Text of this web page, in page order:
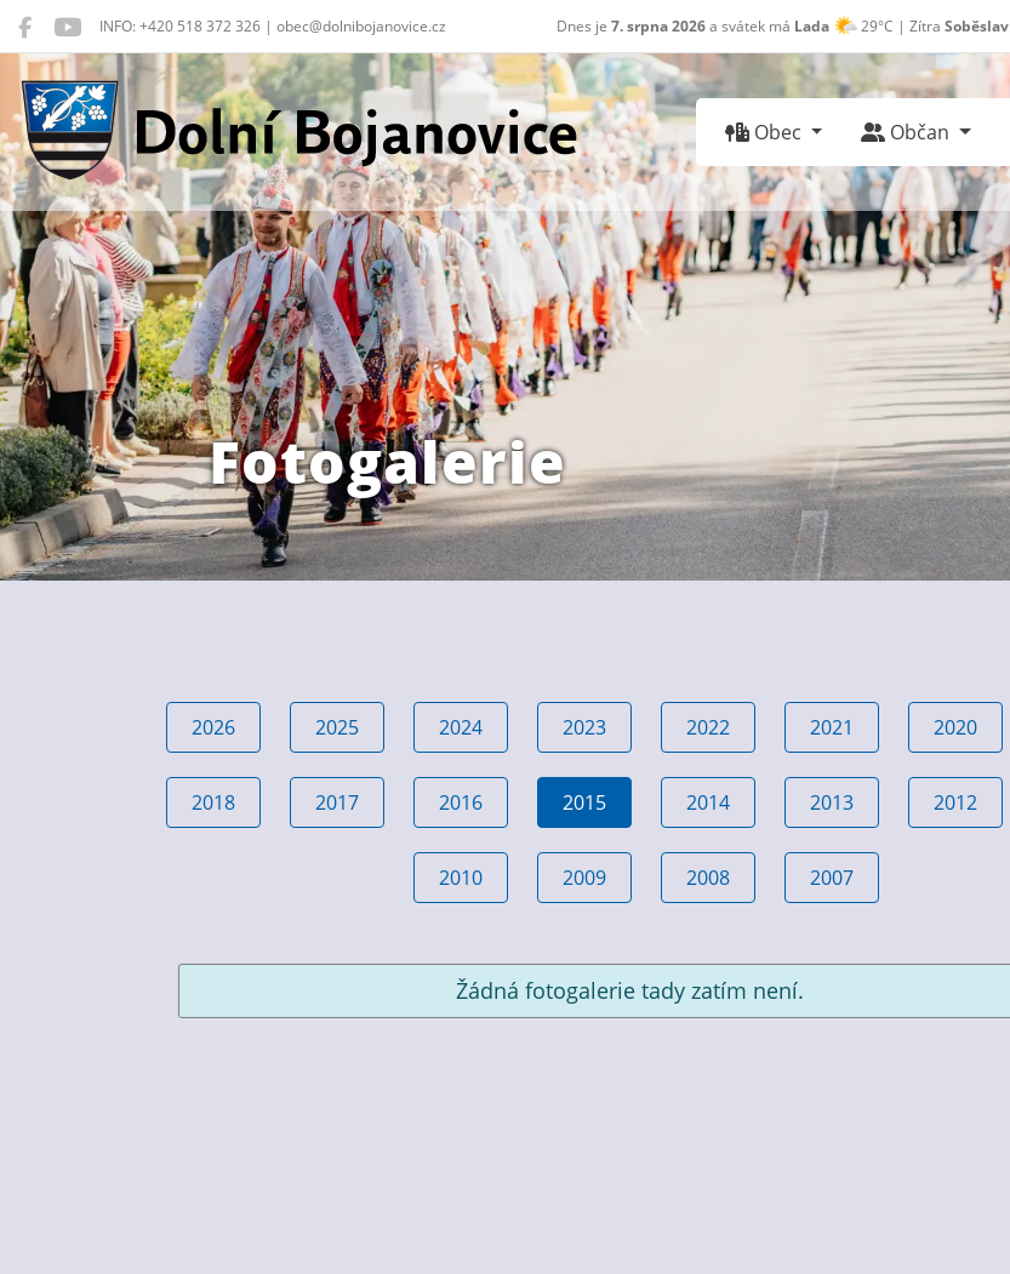
INFO: +420 518 372 326 | obec@dolnibojanovice.cz Dnes je 7. srpna 2026a svátek má Lada 29°C | Zítra Soběslav
Dolní Bojanovice
Obec Občan
Fotogalerie
2026 2025 2024 2023 2022 2021 2020
2018 2017 2016 2015 2014 2013 2012
2010 2009 2008 2007
Žádná fotogalerie tady zatím není.